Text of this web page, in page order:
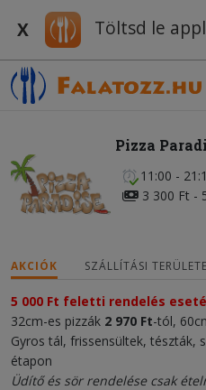
X Töltsd le
Pizza
11:00 -
3 300 Ft -
AKCIÓK SZÁLLÍTÁSI
5 000 Ft feletti rendelés
32cm-es pizzák 2 970 Ft-tól,
Gyros tál, frissensültek, tészták,
étapon
Üdítő és sör rendelése csak